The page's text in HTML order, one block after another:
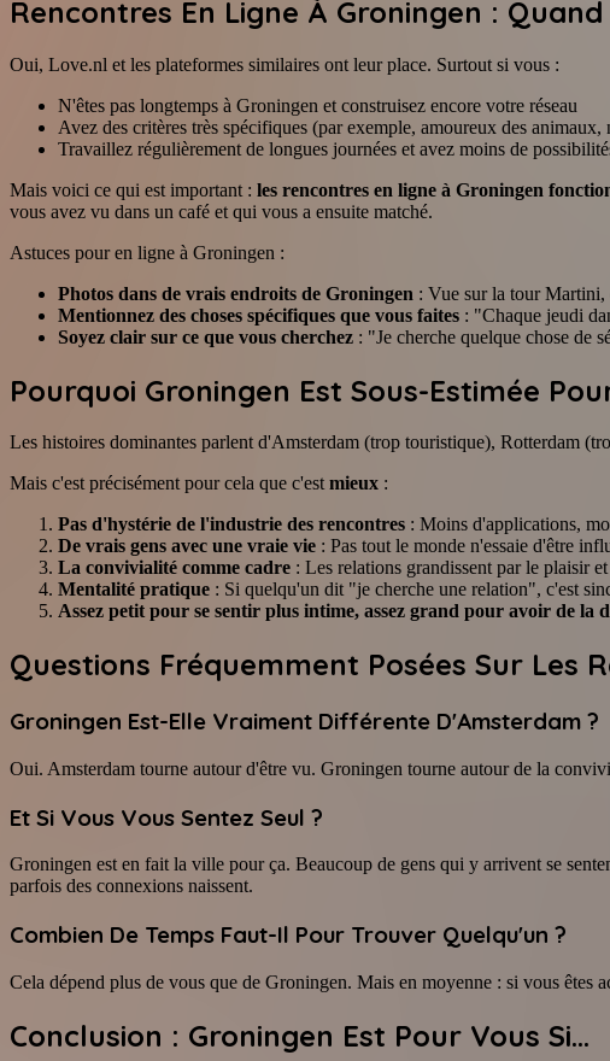
Rencontres En Ligne À Groningen : Quand
Oui, Love.nl et les plateformes similaires ont leur place. Surtout si vous :
N'êtes pas longtemps à Groningen et construisez encore votre réseau
Avez des critères très spécifiques (par exemple, amoureux des
Travaillez régulièrement de longues journées et avez moins de
Mais voici ce qui est important : les rencontres en ligne à Groningen
vous avez vu dans un café et qui vous a ensuite matché.
Astuces pour en ligne à Groningen :
Photos dans de vrais endroits de Groningen : Vue sur la tour Martini,
Mentionnez des choses spécifiques que vous faites : "Chaque jeudi
Soyez clair sur ce que vous cherchez : "Je cherche quelque chose de
Pourquoi Groningen Est Sous-Estimée
Les histoires dominantes parlent d'Amsterdam (trop touristique), Rotterdam
Mais c'est précisément pour cela que c'estmieux :
Pas d'hystérie de l'industrie des rencontres : Moins d'applications,
De vrais gens avec une vraie vie : Pas tout le monde n'essaie d'être
La convivialité comme cadre : Les relations grandissent par le plaisir
Mentalité pratique : Si quelqu'un dit "je cherche une relation", c'est
Assez petit pour se sentir plus intime, assez grand pour avoir de la
Questions Fréquemment Posées Sur Les
Groningen Est-Elle Vraiment Différente D'Amsterdam ?
Oui. Amsterdam tourne autour d'être vu. Groningen tourne autour de la
Et Si Vous Vous Sentez Seul ?
Groningen est en fait la ville pour ça. Beaucoup de gens qui y arrivent se
parfois des connexions naissent.
Combien De Temps Faut-Il Pour Trouver Quelqu'un ?
Cela dépend plus de vous que de Groningen. Mais en moyenne : si vous êtes
Conclusion : Groningen Est Pour Vous Si...